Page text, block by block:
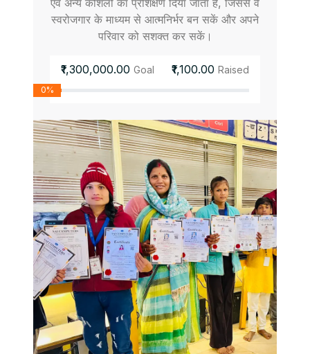
स्वरोजगार के माध्यम से आत्मनिर्भर बन सकें और अपने
परिवार को सशक्त कर सकें।
₹1,300,000.00 Goal ₹1,100.00 Raised
0%